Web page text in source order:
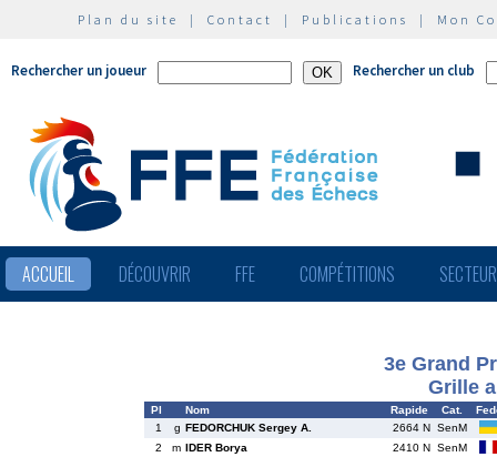
Plan du site | Contact | Publications | Mon
Rechercher un joueur Rechercher un club
ACCUEIL DÉCOUVRIR FFE COMPÉTITIONS
3e Grand
Grille
Pl Nom Rapide Cat.
1
g FEDORCHUK Sergey A. 2664 N SenM
2
m IDER Borya 2410 N SenM